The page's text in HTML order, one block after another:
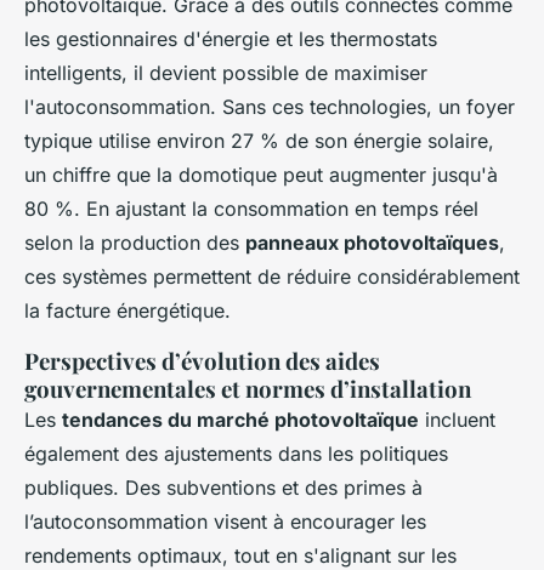
photovoltaïque. Grâce à des outils connectés comme
les gestionnaires d'énergie et les thermostats
intelligents, il devient possible de maximiser
l'autoconsommation. Sans ces technologies, un foyer
typique utilise environ 27 % de son énergie solaire,
un chiffre que la domotique peut augmenter jusqu'à
80 %. En ajustant la consommation en temps réel
selon la production des panneaux photovoltaïques,
ces systèmes permettent de réduire considérablement
la facture énergétique.
Perspectives d’évolution des aides
gouvernementales et normes d’installation
Les tendances du marché photovoltaïque incluent
également des ajustements dans les politiques
publiques. Des subventions et des primes à
l’autoconsommation visent à encourager les
rendements optimaux, tout en s'alignant sur les